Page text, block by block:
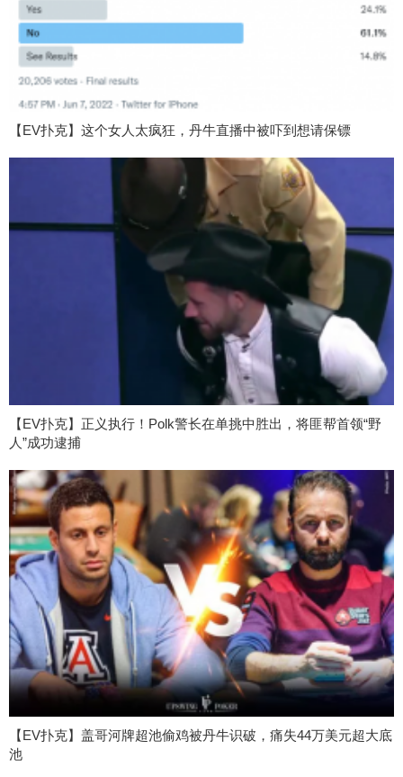
【EV扑克】这个女人太疯狂，丹牛直播中被吓到想请保镖
【EV扑克】正义执行！Polk警长在单挑中胜出，将匪帮首领“野
人”成功逮捕
【EV扑克】盖哥河牌超池偷鸡被丹牛识破，痛失44万美元超大底
池